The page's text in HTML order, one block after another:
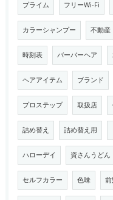
プライム フリーWi-Fi
カラーシャンプー 不動産
時刻表 バーバーヘア
ヘアアイテム ブランド
プロステップ 取扱店
詰め替え 詰め替え用
ハローデイ 資さんうどん
セルフカラー 色味